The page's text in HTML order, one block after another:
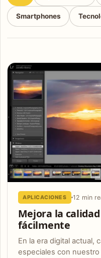
Smartphones
Articles
APLICACIONES 12 min
Mejora la
fácilmente
En la era digital actual,
especiales con